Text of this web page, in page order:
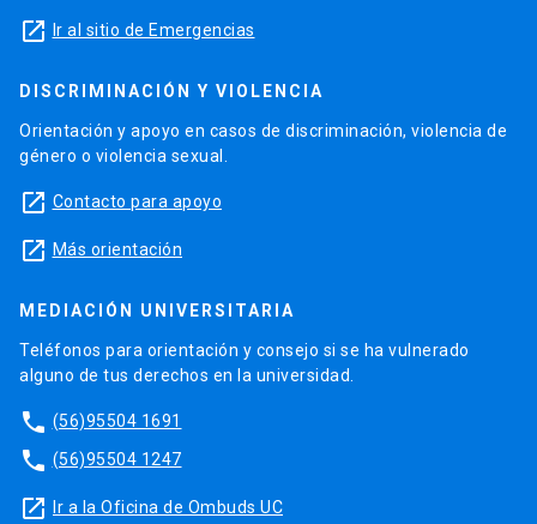
launch Ir al sitio de Emergencias
DISCRIMINACIÓN Y VIOLENCIA
Orientación y apoyo en casos de discriminación, violencia de
género o violencia sexual.
launch Contacto para apoyo
launch Más orientación
MEDIACIÓN UNIVERSITARIA
Teléfonos para orientación y consejo si se ha vulnerado
alguno de tus derechos en la universidad.
phone (56)95504 1691
phone (56)95504 1247
launch Ir a la Oficina de Ombuds UC